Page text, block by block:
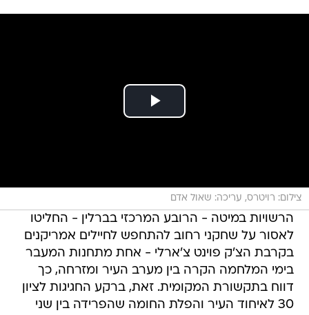
צילום: רויטרס, עריכה: שאול אדם
הרשויות במיטה - הרובע המרכזי בברלין - החליטו
לאסור על שחקני רחוב להתחפש לחיילים אמריקנים
בקרבת הצ'ק פוינט צ'ארלי - אחת מתחנות המעבר
בימי המלחמה הקרה בין מערב העיר ומזרחה, כך
דווח בתקשורת המקומית. זאת, ברקע החגיגות לציון
30 לאיחוד העיר והפלת החומה שהפרידה בין שני